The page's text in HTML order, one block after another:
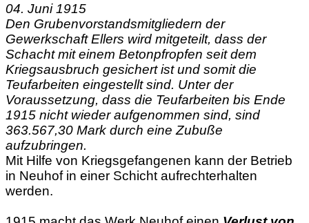
04. Juni 1915
Den Grubenvorstandsmitgliedern der
Gewerkschaft Ellers wird mitgeteilt, dass der
Schacht mit einem Betonpfropfen seit dem
Kriegsausbruch gesichert ist und somit die
Teufarbeiten eingestellt sind. Unter der
Voraussetzung, dass die Teufarbeiten bis Ende
1915 nicht wieder aufgenommen sind, sind
363.567,30 Mark durch eine Zubuße
aufzubringen.
Mit Hilfe von Kriegsgefangenen kann der Betrieb
in Neuhof in einer Schicht aufrechterhalten
werden.